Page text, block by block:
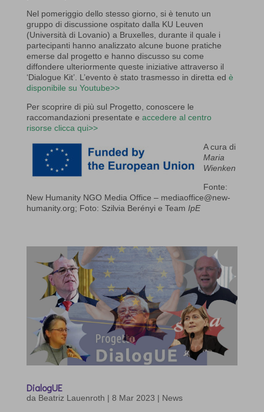
Nel pomeriggio dello stesso giorno, si è tenuto un
gruppo di discussione ospitato dalla KU Leuven
(Università di Lovanio) a Bruxelles, durante il quale i
partecipanti hanno analizzato alcune buone pratiche
emerse dal progetto e hanno discusso su come
diffondere ulteriormente queste iniziative attraverso il
‘Dialogue Kit’. L’evento è stato trasmesso in diretta ed è
disponibile su Youtube>>
Per scoprire di più sul Progetto, conoscere le
raccomandazioni presentate e accedere al centro
risorse clicca qui>>
A cura di
Maria
Wienken
Fonte:
New Humanity NGO Media Office – mediaoffice@new-
humanity.org; Foto: Szilvia Berényi e Team IpE
DialogUE
da Beatriz Lauenroth | 8 Mar 2023 | News